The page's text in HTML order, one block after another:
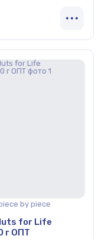
by piece
for Life
г ОПТ